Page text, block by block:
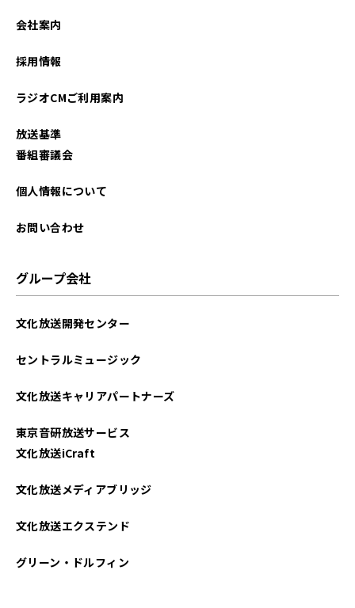
会社案内
採用情報
ラジオCMご利用案内
放送基準
番組審議会
個人情報について
お問い合わせ
グループ会社
文化放送開発センター
セントラルミュージック
文化放送キャリアパートナーズ
東京音研放送サービス
文化放送iCraft
文化放送メディアブリッジ
文化放送エクステンド
グリーン・ドルフィン